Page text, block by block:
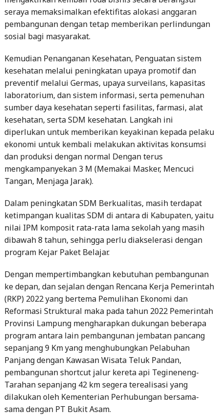
seraya memaksimalkan efektifitas alokasi anggaran
pembangunan dengan tetap memberikan perlindungan
sosial bagi masyarakat.
Kemudian Penanganan Kesehatan, Penguatan sistem
kesehatan melalui peningkatan upaya promotif dan
preventif melalui Germas, upaya surveilans, kapasitas
laboratorium, dan sistem informasi, serta pemenuhan
sumber daya kesehatan seperti fasilitas, farmasi, alat
kesehatan, serta SDM kesehatan. Langkah ini
diperlukan untuk memberikan keyakinan kepada pelaku
ekonomi untuk kembali melakukan aktivitas konsumsi
dan produksi dengan normal Dengan terus
mengkampanyekan 3 M (Memakai Masker, Mencuci
Tangan, Menjaga Jarak).
Dalam peningkatan SDM Berkualitas, masih terdapat
ketimpangan kualitas SDM di antara di Kabupaten, yaitu
nilai IPM komposit rata-rata lama sekolah yang masih
dibawah 8 tahun, sehingga perlu diakselerasi dengan
program Kejar Paket Belajar.
Dengan mempertimbangkan kebutuhan pembangunan
ke depan, dan sejalan dengan Rencana Kerja Pemerintah
(RKP) 2022 yang bertema Pemulihan Ekonomi dan
Reformasi Struktural maka pada tahun 2022 Pemerintah
Provinsi Lampung mengharapkan dukungan beberapa
program antara lain pembangunan jembatan pancang
sepanjang 9 Km yang menghubungkan Pelabuhan
Panjang dengan Kawasan Wisata Teluk Pandan,
pembangunan shortcut jalur kereta api Tegineneng-
Tarahan sepanjang 42 km segera terealisasi yang
dilakukan oleh Kementerian Perhubungan bersama-
sama dengan PT Bukit Asam.